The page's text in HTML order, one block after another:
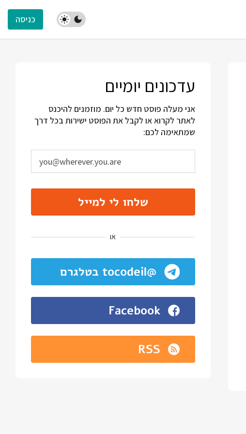
כניסה
עדכונים יומיים
אני מעלה פוסט חדש כל יום. מוזמנים להיכנס
לאתר לקרוא או לקבל את הפוסט ישירות בכל דרך
שמתאימה לכם:
שלחו לי למייל
או
@tocodeil בטלגרם
Facebook
RSS